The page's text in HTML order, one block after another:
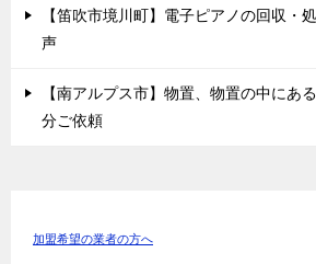
【笛吹市境川町】電子ピアノの回収
声
【南アルプス市】物置、物置の中にあ
分ご依頼
加盟希望の業者の方へ